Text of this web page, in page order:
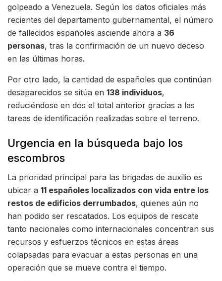
golpeado a Venezuela. Según los datos oficiales más
recientes del departamento gubernamental, el número
de fallecidos españoles asciende ahora a 36
personas, tras la confirmación de un nuevo deceso
en las últimas horas.
Por otro lado, la cantidad de españoles que continúan
desaparecidos se sitúa en 138 individuos,
reduciéndose en dos el total anterior gracias a las
tareas de identificación realizadas sobre el terreno.
Urgencia en la búsqueda bajo los
escombros
La prioridad principal para las brigadas de auxilio es
ubicar a 11 españoles localizados con vida entre los
restos de edificios derrumbados, quienes aún no
han podido ser rescatados. Los equipos de rescate
tanto nacionales como internacionales concentran sus
recursos y esfuerzos técnicos en estas áreas
colapsadas para evacuar a estas personas en una
operación que se mueve contra el tiempo.